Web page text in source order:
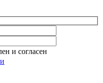
и согласен